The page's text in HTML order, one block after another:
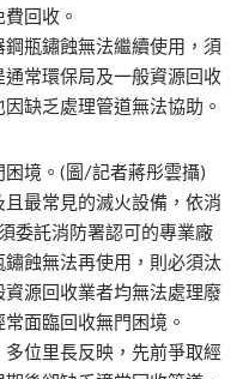
回收。
瓶鏽蝕無法繼續使用，須
常環保局及一般資源回收
缺乏處理管道無法協助。
境。(圖/記者蔣彤雲攝)
最常見的滅火設備，依消
委託消防署認可的專業廠
蝕無法再使用，則必須汰
源回收業者均無法處理廢
面臨回收無門困境。
位里長反映，先前爭取經